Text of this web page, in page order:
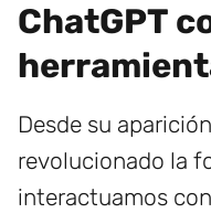
ChatGPT
Desde su
revolucionado la
interactuamos